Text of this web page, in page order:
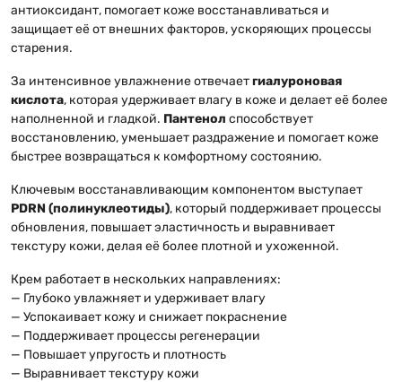
антиоксидант, помогает коже восстанавливаться и
защищает её от внешних факторов, ускоряющих процессы
старения.
За интенсивное увлажнение отвечаетгиалуроновая
кислота, которая удерживает влагу в коже и делает её более
наполненной и гладкой. Пантенол способствует
восстановлению, уменьшает раздражение и помогает коже
быстрее возвращаться к комфортному состоянию.
Ключевым восстанавливающим компонентом выступает
PDRN (полинуклеотиды), который поддерживает процессы
обновления, повышает эластичность и выравнивает
текстуру кожи, делая её более плотной и ухоженной.
Крем работает в нескольких направлениях:
— Глубоко увлажняет и удерживает влагу
— Успокаивает кожу и снижает покраснение
— Поддерживает процессы регенерации
— Повышает упругость и плотность
— Выравнивает текстуру кожи